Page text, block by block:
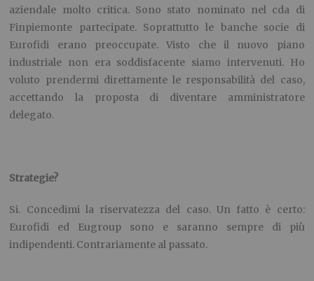
aziendale molto critica. Sono stato nominato nel cda di
Finpiemonte partecipate. Soprattutto le banche socie di
Eurofidi erano preoccupate. Visto che il nuovo piano
industriale non era soddisfacente siamo intervenuti. Ho
voluto prendermi direttamente le responsabilità del caso,
accettando la proposta di diventare amministratore
delegato.
Strategie?
Si. Concedimi la riservatezza del caso. Un fatto è certo:
Eurofidi ed Eugroup sono e saranno sempre di più
indipendenti. Contrariamente al passato.